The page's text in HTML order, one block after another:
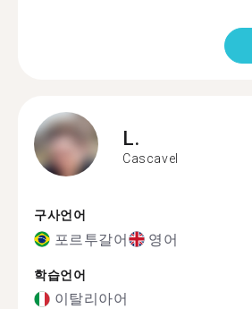
L.
Cascavel
구사언어
포르투갈어 영어
학습언어
이탈리아어